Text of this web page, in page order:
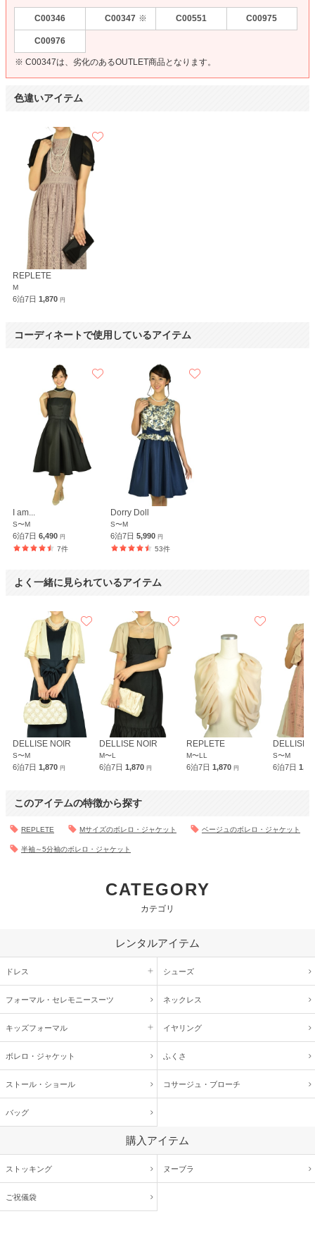
C00346 C00347 ※ C00551 C00975
C00976
※ C00347は、劣化のあるOUTLET商品となります。
色違いアイテム
REPLETE
M
6泊7日 1,870 円
コーディネートで使用しているアイテム
I am...
S〜M
6泊7日 6,490 円
7件
Dorry Doll
S〜M
6泊7日 5,990 円
53件
よく一緒に見られているアイテム
DELLISE NOIR
S〜M
6泊7日 1,870 円
DELLISE NOIR
M〜L
6泊7日1,870円
REPLETE
M〜LL
6泊7日 1,870 円
DELLISE
S〜M
6泊7日
このアイテムの特徴から探す
REPLETE Mサイズのボレロ・ジャケット ベージュのボレロ・ジャケット
半袖～5分袖のボレロ・ジャケット
CATEGORY
カテゴリ
レンタルアイテム
ドレス シューズ
フォーマル・ セレモニースーツ ネックレス
キッズフォーマル イヤリング
ボレロ・ジャケット ふくさ
ストール・ショール コサージュ・ ブローチ
バッグ
購入アイテム
ストッキング ヌーブラ
ご祝儀袋